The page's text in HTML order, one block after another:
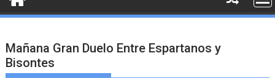
Mañana Gran Duelo Entre Espartanos y
Bisontes